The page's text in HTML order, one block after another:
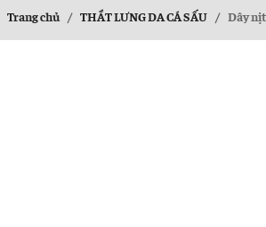
Trang chủ / THẮT LƯNG DA CÁ SẤU / Dây